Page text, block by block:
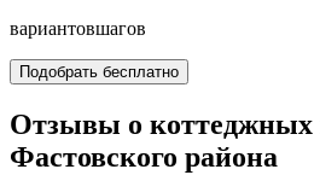
вариантовшагов
Подобрать бесплатно
Отзывы о коттеджных
Фастовского района